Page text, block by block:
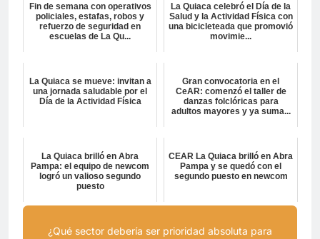
Fin de semana con operativos
policiales, estafas, robos y
refuerzo de seguridad en
escuelas de La Qu...
La Quiaca celebró el Día de la
Salud y la Actividad Física con
una bicicleteada que promovió
movimie...
La Quiaca se mueve: invitan a
una jornada saludable por el
Día de la Actividad Física
Gran convocatoria en el
CeAR: comenzó el taller de
danzas folclóricas para
adultos mayores y ya suma...
La Quiaca brilló en Abra
Pampa: el equipo de newcom
logró un valioso segundo
puesto
CEAR La Quiaca brilló en Abra
Pampa y se quedó con el
segundo puesto en newcom
¿Qué sector debería ser prioridad absoluta para